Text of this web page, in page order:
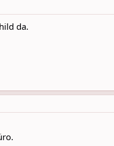
da.